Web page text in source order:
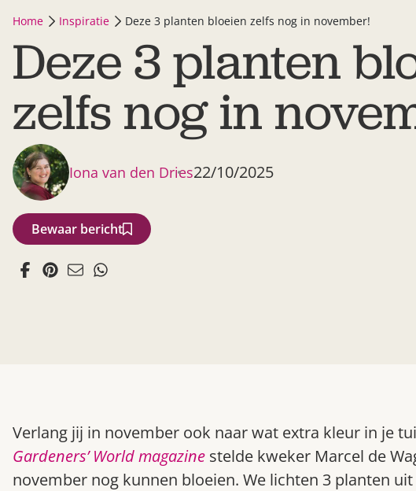
Home Inspiratie Deze 3 planten bloeien zelfs nog in november!
Deze 3 planten
zelfs nog in
Iona van den Dries22/10/2025
Bewaar bericht
Verlang jij in november ook naar wat extra kleur in je
Gardeners’ World magazine stelde kweker Marcel de
november nog kunnen bloeien. We lichten 3 planten